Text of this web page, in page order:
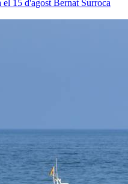
el 15 d'agost Bernat Surroca